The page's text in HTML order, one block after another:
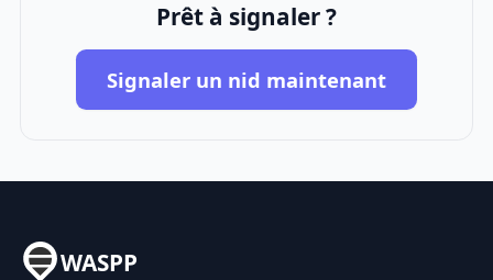
Prêt à signaler ?
Signaler un nid maintenant
WASPP